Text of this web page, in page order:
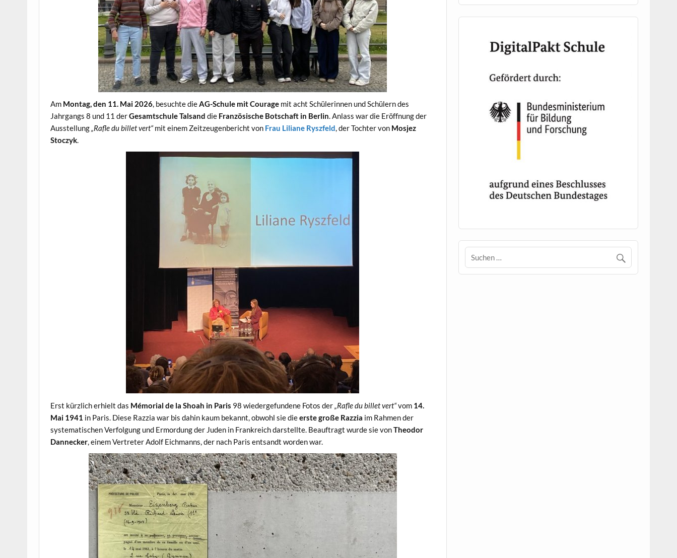
Am Montag, den 11. Mai 2026, besuchte dieAG-Schule mit Courage mit acht Schülerinnen und Schülern des
Jahrgangs 8 und 11 derGesamtschule Talsand die Französische Botschaft in Berlin. Anlass war die Eröffnung der
Ausstellung„Rafle du billet vert“mit einem Zeitzeugenbericht von Frau Liliane Ryszfeld, der Tochter von Mosjez
Stoczyk.
Erst kürzlich erhielt das Mémorial de la Shoah in Paris 98 wiedergefundene Fotos der„Rafle du billet vert“vom 14.
Mai 1941 in Paris. Diese Razzia war bis dahin kaum bekannt, obwohl sie dieerste große Razzia im Rahmen der
systematischen Verfolgung und Ermordung der Juden in Frankreich darstellte. Beauftragt wurde sie vonTheodor
Dannecker, einem Vertreter Adolf Eichmanns, der nach Paris entsandt worden war.